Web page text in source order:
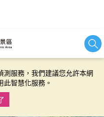
優化網站服務，並有助於為
網站即表示您同意我們的
測服務，我們建議您允許本網
智慧化服務。